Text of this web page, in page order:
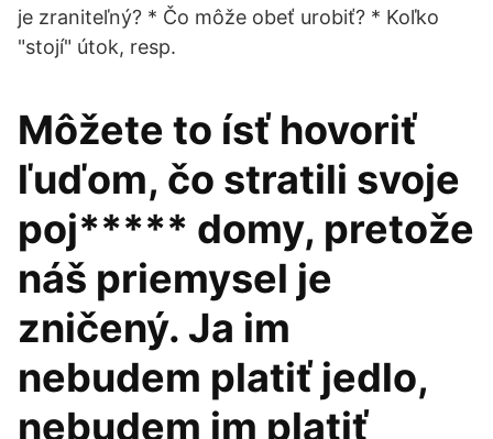
je zraniteľný? * Čo môže obeť urobiť? * Koľko
"stojí" útok, resp.
Môžete to ísť hovoriť
ľuďom, čo stratili svoje
poj***** domy, pretože
náš priemysel je
zničený. Ja im
nebudem platiť jedlo,
nebudem im platiť